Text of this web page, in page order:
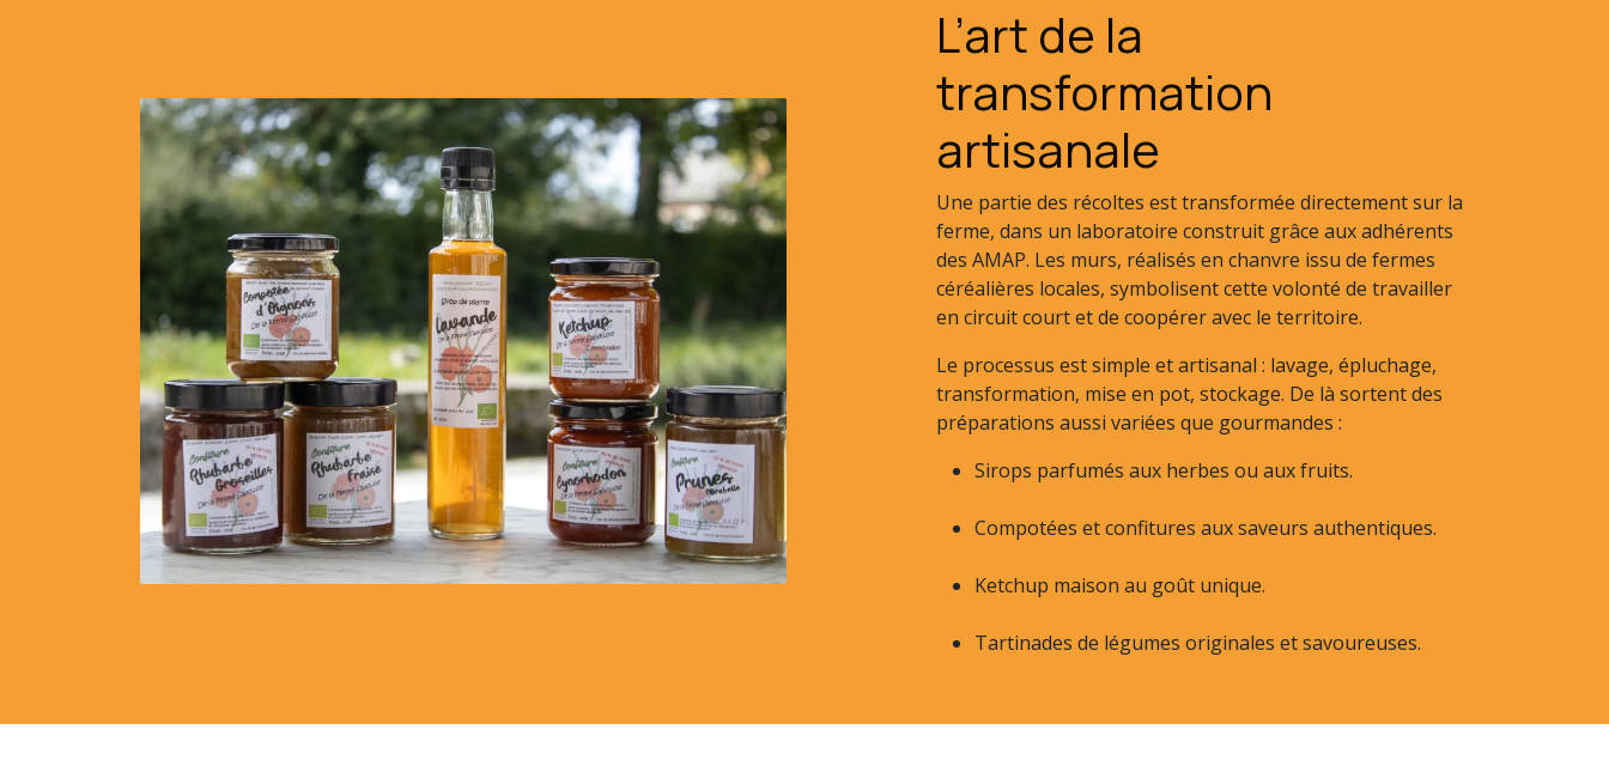
L’art de la
transformation
artisanale
Une partie des récoltes est transformée directement sur la
ferme, dans un laboratoire construit grâce aux adhérents
des AMAP. Les murs, réalisés en chanvre issu de fermes
céréalières locales, symbolisent cette volonté de travailler
en circuit court et de coopérer avec le territoire.
Le processus est simple et artisanal : lavage, épluchage,
transformation, mise en pot, stockage. De là sortent des
préparations aussi variées que gourmandes :
Sirops parfumés aux herbes ou aux fruits.
Compotées et confitures aux saveurs authentiques.
Ketchup maison au goût unique.
Tartinades de légumes originales et savoureuses.